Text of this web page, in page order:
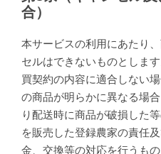
合）
本サービスの利用にあたり
セルはできないものとしま
買契約の内容に適合しない
の商品が明らかに異なる場
り配送時に商品が破損した
を販売した登録農家の責任
金、交換等の対応を行うもの